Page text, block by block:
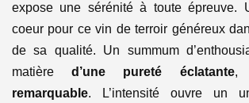
expose une sérénité à toute épreuve.
coeur pour ce vin de terroir généreux
de sa qualité. Un summum
matière d’une pureté éclatante,
remarquable. L’intensité ouvre un